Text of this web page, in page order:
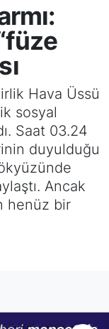
Hava Üssü
sosyal
Saat 03.24
duyulduğu
Ancak
henüz bir